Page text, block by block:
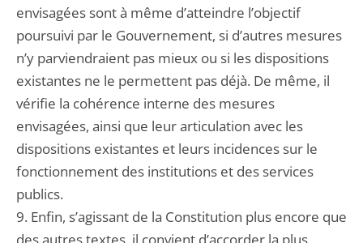
envisagées sont à même d’atteindre l’objectif
poursuivi par le Gouvernement, si d’autres mesures
n’y parviendraient pas mieux ou si les dispositions
existantes ne le permettent pas déjà. De même, il
vérifie la cohérence interne des mesures
envisagées, ainsi que leur articulation avec les
dispositions existantes et leurs incidences sur le
fonctionnement des institutions et des services
publics.
9. Enfin, s’agissant de la Constitution plus encore que